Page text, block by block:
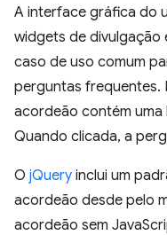
A interface gráfica do
widgets de divulgação
caso de uso comum
perguntas frequentes.
acordeão contém uma
Quando clicada, a
O jQuery inclui um
acordeão desde pelo
acordeão sem